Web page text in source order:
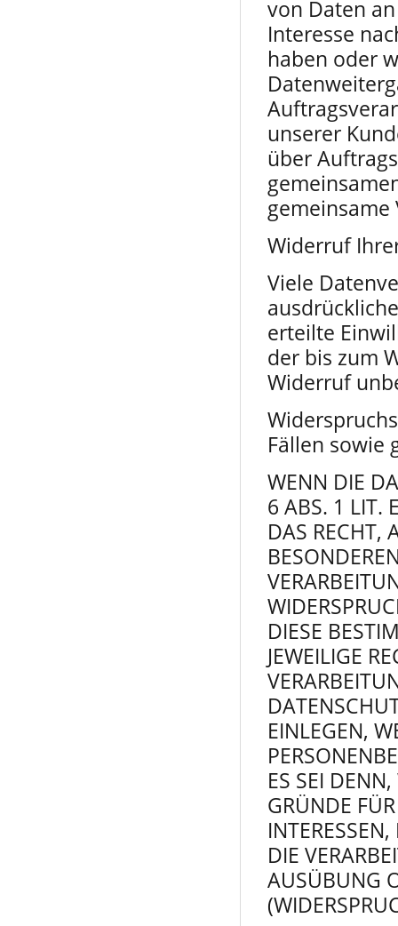
von Daten
Interesse
haben oder
unserer
über
gemeinsame
Widerruf
Viele
erteilte
der bis zum
Widerruf
Fällen sowie
WENN DIE
6 ABS. 1 LIT.
DAS RECHT,
DIESE
JEWEILIGE
EINLEGEN,
ES SEI
GRÜNDE
DIE
AUSÜBUNG